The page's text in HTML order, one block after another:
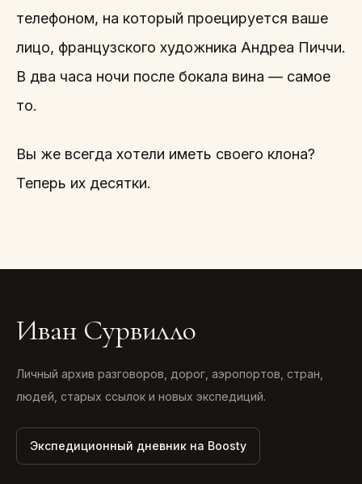
телефоном, на который проецируется ваше
лицо, французского художника Андреа Пиччи.
В два часа ночи после бокала вина — самое
то.
Вы же всегда хотели иметь своего клона?
Теперь их десятки.
Иван Сурвилло
Личный архив разговоров, дорог, аэропортов, стран,
людей, старых ссылок и новых экспедиций.
Экспедиционный дневник на Boosty